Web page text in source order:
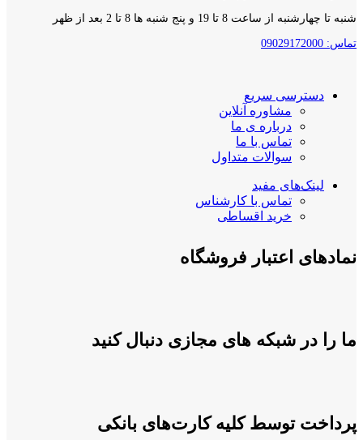
شنبه تا چهارشنبه از ساعت 8 تا 19 و پنج شنبه ها 8 تا 2 بعد از ظهر
تماس: 09029172000
دسترسی سریع
مشاوره آنلاین
درباره ی ما
تماس با ما
سوالات متداول
لینک‌های مفید
تماس با کارشناس
خرید اقساطی
نمادهای اعتبار فروشگاه
ما را در شبکه های مجازی دنبال کنید
پرداخت توسط کلیه کارت‌های بانکی